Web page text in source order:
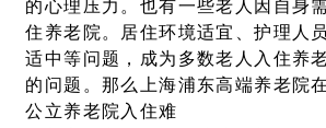
的心理压力。也有一些老人因自身
住养老院。居住环境适宜、护理人
适中等问题，成为多数老人入住养
的问题。那么上海浦东高端养老院
公立养老院入住难